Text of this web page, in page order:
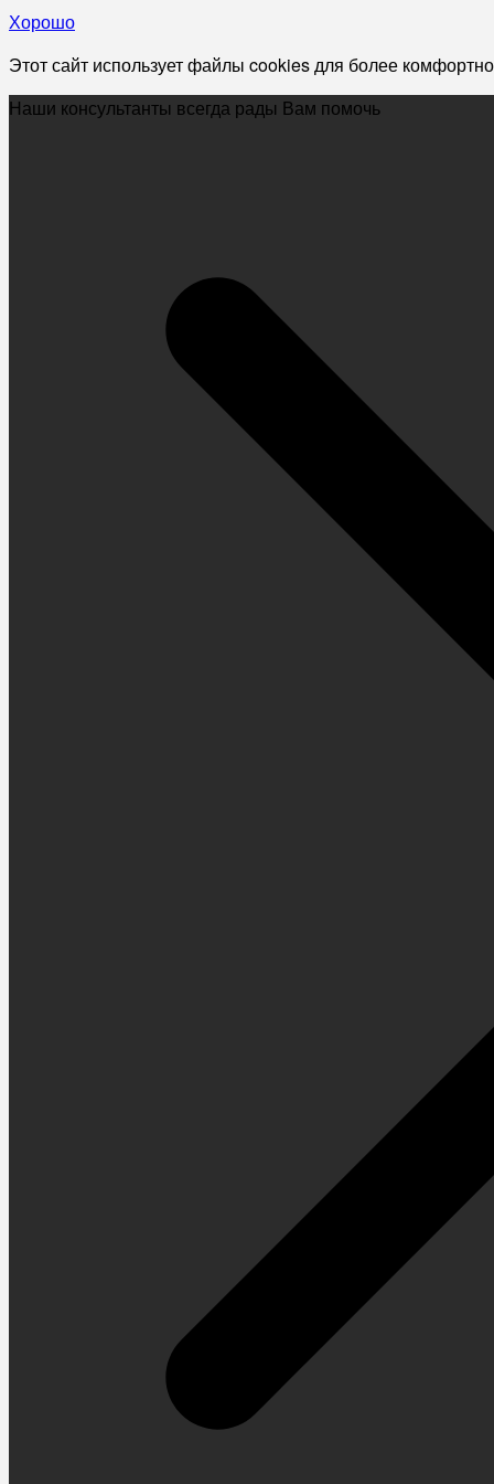
Хорошо
Этот сайт использует файлы cookies для более
Наши консультанты всегда рады Вам помочь